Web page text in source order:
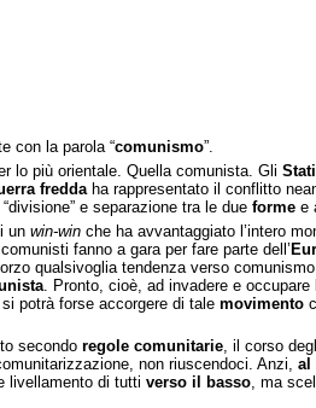
con la parola “comunismo”.
lo più orientale. Quella comunista. Gli
freddaha rappresentato il conflitto
e separazione tra le due forme e
un win-win che ha avvantaggiato l’intero
fanno a gara per fare parte dell’
qualsivoglia tendenza verso
. Pronto, cioè, ad invadere e
potrà forse accorgere di tale movimento
secondo regole comunitarie, il corso
non riuscendoci. Anzi, al
livellamento di tutti verso il basso, ma